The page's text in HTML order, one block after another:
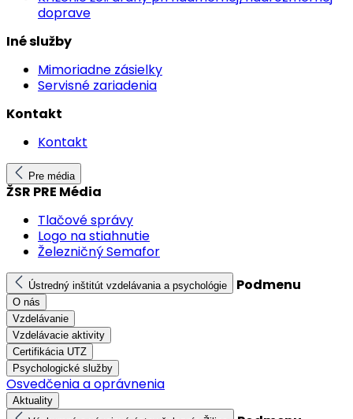
doprave
Iné služby
Mimoriadne zásielky
Servisné zariadenia
Kontakt
Kontakt
Pre média
ŽSR PRE Média
Tlačové správy
Logo na stiahnutie
Železničný Semafor
Ústredný inštitút vzdelávania a psychológie Podmenu
O nás
Vzdelávanie
Vzdelávacie aktivity
Certifikácia UTZ
Psychologické služby
Osvedčenia a oprávnenia
Aktuality